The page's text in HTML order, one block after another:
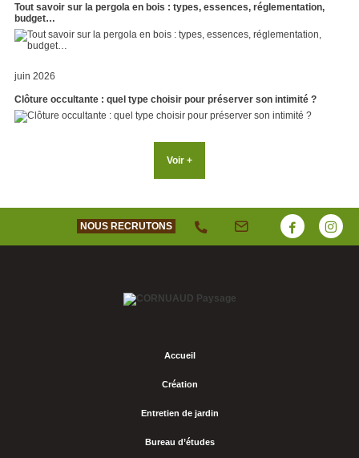
Tout savoir sur la pergola en bois : types, essences, réglementation,
budget…
juin 2026
Clôture occultante : quel type choisir pour préserver son intimité ?
Voir +
NOUS RECRUTONS
Accueil
Création
Entretien de jardin
Bureau d’études